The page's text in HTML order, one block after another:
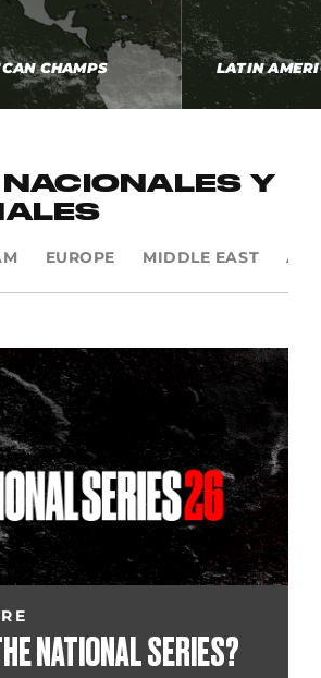
CHAMPS LATIN
NACIONALES Y
EUROPE MIDDLE EAST
NATIONAL SERIES?